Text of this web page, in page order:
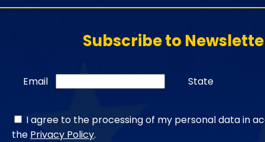
Subscribe to
Email State
I agree to the processing of my personal data in
the Privacy Policy.